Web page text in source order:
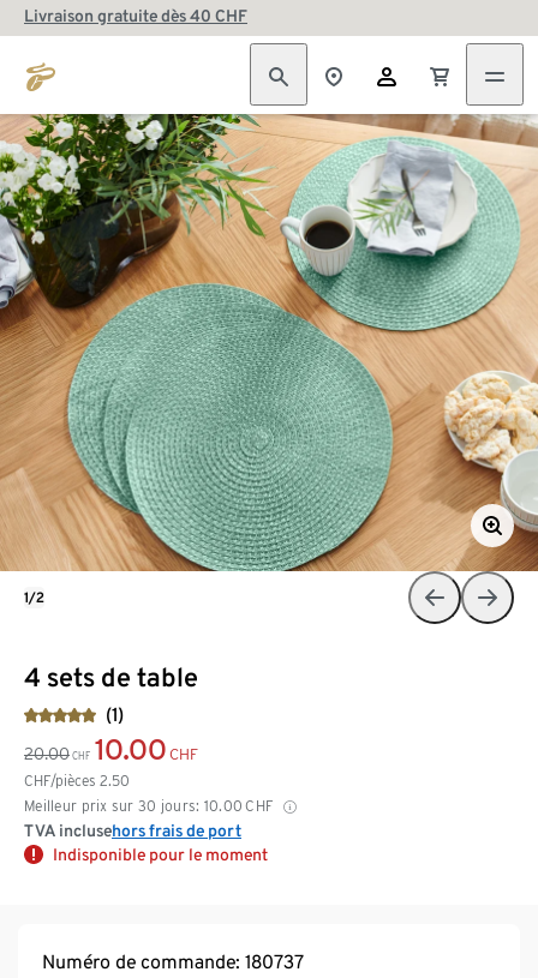
Livraison gratuite dès 40 CHF
4 sets de table
(1)
20.00 CHF 10.00 CHF
CHF/pièces 2.50
Meilleur prix sur 30 jours: 10.00 CHF
TVA inclusehors frais de port
Indisponible pour le moment
1/2
Numéro de commande: 180737